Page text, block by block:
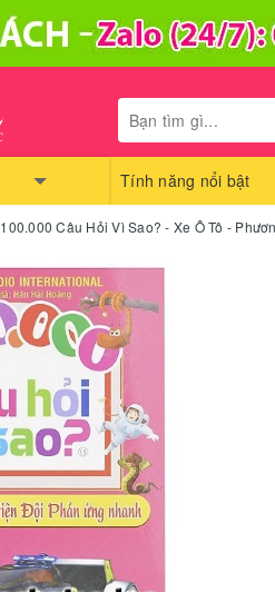
Tính năng nổi bật
100.000 Câu Hỏi Vì Sao? - Xe Ô Tô -